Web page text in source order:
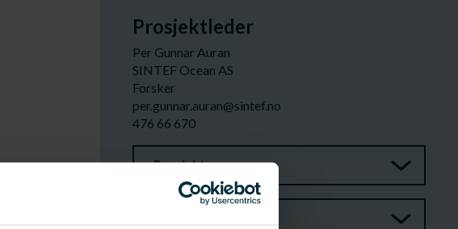
Prosjektleder
Per Gunnar Auran
SINTEF Ocean AS
Forsker
per.gunnar.auran@sintef.no
476 66 670
Prosjektgruppe